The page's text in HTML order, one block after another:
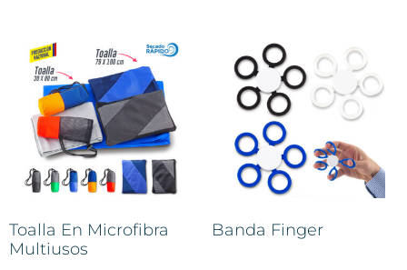
Toalla En Microfibra
Multiusos
Banda Finger